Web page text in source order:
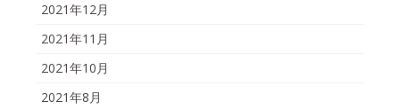
2021年12月
2021年11月
2021年10月
2021年8月